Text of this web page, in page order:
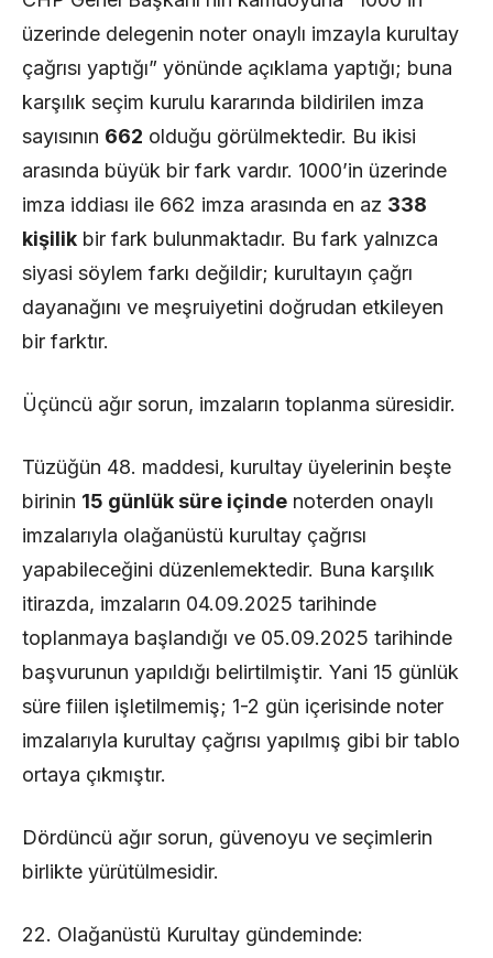
üzerinde delegenin noter onaylı imzayla kurultay
çağrısı yaptığı” yönünde açıklama yaptığı; buna
karşılık seçim kurulu kararında bildirilen imza
sayısının 662 olduğu görülmektedir. Bu ikisi
arasında büyük bir fark vardır. 1000’in üzerinde
imza iddiası ile 662 imza arasında en az 338
kişilik bir fark bulunmaktadır. Bu fark yalnızca
siyasi söylem farkı değildir; kurultayın çağrı
dayanağını ve meşruiyetini doğrudan etkileyen
bir farktır.
Üçüncü ağır sorun, imzaların toplanma süresidir.
Tüzüğün 48. maddesi, kurultay üyelerinin beşte
birinin 15 günlük süre içinde noterden onaylı
imzalarıyla olağanüstü kurultay çağrısı
yapabileceğini düzenlemektedir. Buna karşılık
itirazda, imzaların 04.09.2025 tarihinde
toplanmaya başlandığı ve 05.09.2025 tarihinde
başvurunun yapıldığı belirtilmiştir. Yani 15 günlük
süre fiilen işletilmemiş; 1-2 gün içerisinde noter
imzalarıyla kurultay çağrısı yapılmış gibi bir tablo
ortaya çıkmıştır.
Dördüncü ağır sorun, güvenoyu ve seçimlerin
birlikte yürütülmesidir.
22. Olağanüstü Kurultay gündeminde: